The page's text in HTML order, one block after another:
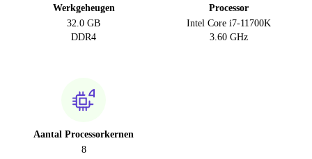
Werkgeheugen
32.0 GB
DDR4
Processor
Intel Core i7-11700K
3.60 GHz
Aantal Processorkernen
8